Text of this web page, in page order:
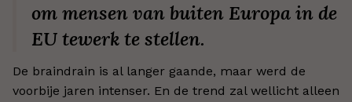
om mensen van buiten Europa in de
EU tewerk te stellen.
De braindrain is al langer gaande, maar werd de
voorbije jaren intenser. En de trend zal wellicht alleen